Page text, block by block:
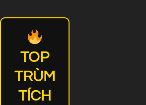
TOP
TRÙM
TÍCH